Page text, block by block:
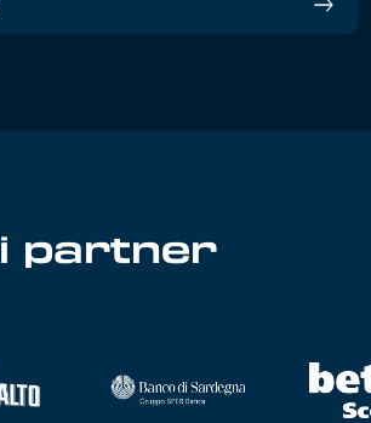
partner